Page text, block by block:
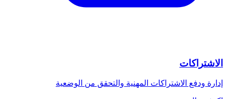
الاشتراكات
إدارة ودفع الاشتراكات المهنية والتحقق من الوضعية